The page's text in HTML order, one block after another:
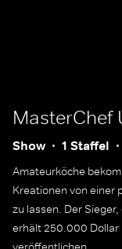
MasterChef
Show 1 Staffel
Amateurköche
Kreationen von einer
zu lassen. Der
erhält 250.000 Dollar